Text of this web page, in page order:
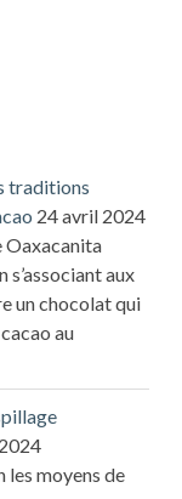
traditions
24 avril 2024
Oaxacanita
aux
un chocolat qui
au
les moyens de